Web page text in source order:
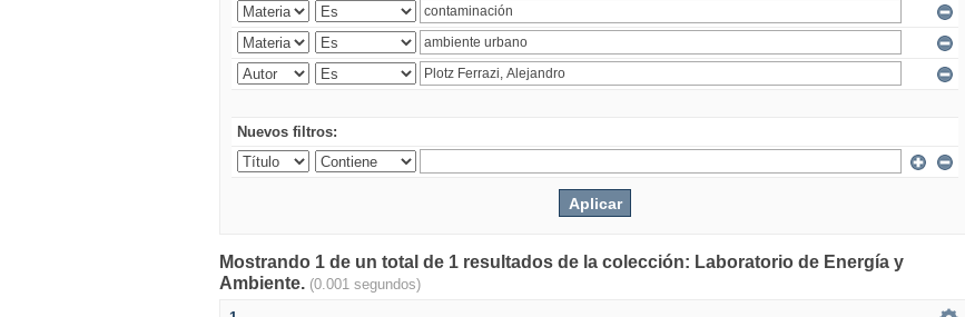
Nuevos filtros:
Mostrando 1 de un total de 1 resultados de la colección: Laboratorio de Energía y
Ambiente. (0.001 segundos)